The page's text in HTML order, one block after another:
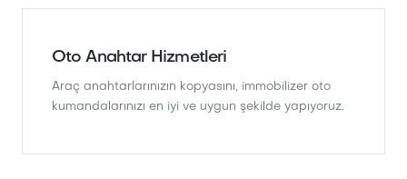
Oto Anahtar Hizmetleri
Araç anahtarlarınızın kopyasını, immobilizer oto
kumandalarınızı en iyi ve uygun şekilde yapıyoruz.